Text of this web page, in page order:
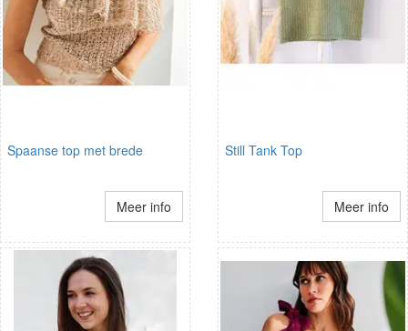
Spaanse top met brede
Meer info
Still Tank Top
Meer info